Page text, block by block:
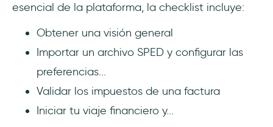
esencial de la plataforma, la checklist incluye:
Obtener una visión general
Importar un archivo SPED y configurar las
preferencias...
Validar los impuestos de una factura
Iniciar tu viaje financiero y...